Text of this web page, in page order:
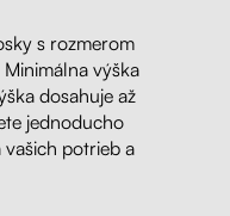
s rozmerom
Minimálna výška
dosahuje až
jednoducho
potrieb a